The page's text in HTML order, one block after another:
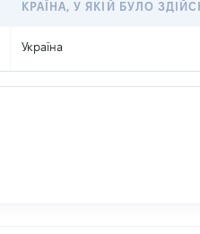
КРАЇНА, У ЯКІЙ БУЛО
Україна